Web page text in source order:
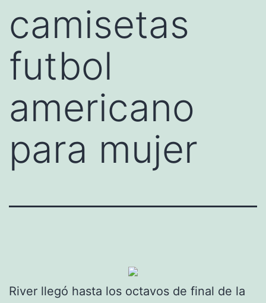
camisetas
futbol
americano
para mujer
River llegó hasta los octavos de final de la